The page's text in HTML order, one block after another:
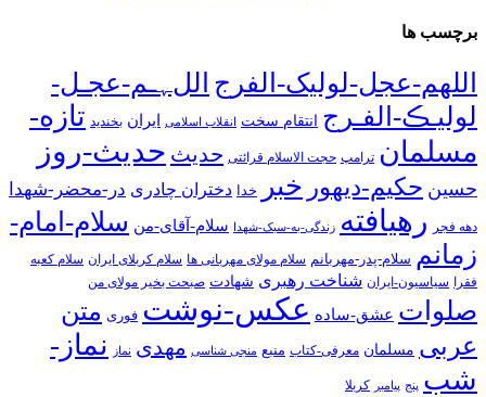
برچسب ها
اللهم-عجل-لولیک-الفرج اللﮩـم-عجـل-
لولیـڪ-الفـرج انتقام سخت انقلاب اسلامی ایران بخندید تازه-
مسلمان ترامپ حجت الاسلام قرائتی حدیث حدیث-روز
حسین حکیم-دیهور خبر خدا دختران چادری در-محضر-شهدا
دهه فجر رهیافته زندگی-به-سبک-شهدا سلام-آقای-من سلام-امام-
زمانم سلام-پدر-مهربانم سلام مولای مهربانی ها سلام کربلای ایران سلام کعبه
فقرا سیاسیون-ایران شناخت رهبری شهادت صبحت بخیر مولای من
صلوات عشق-ساده عکس-نوشت فوری متن
عربی مسلمان معرفی-کتاب منبع منجی شناسی مهدی نماز
نماز-
شب پنج پیامبر کربلا